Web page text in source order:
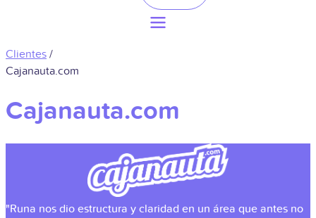
Clientes /
Cajanauta.com
Cajanauta.com
"Runa nos dio estructura y claridad en un área que antes no